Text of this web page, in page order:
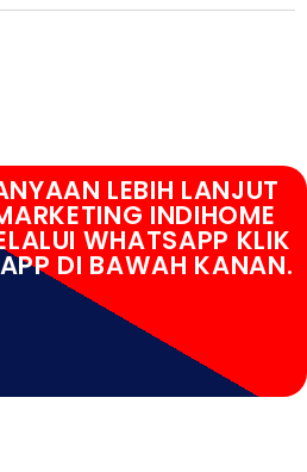
LEBIH LANJUT
INDIHOME
WHATSAPP KLIK
DI BAWAH KANAN.